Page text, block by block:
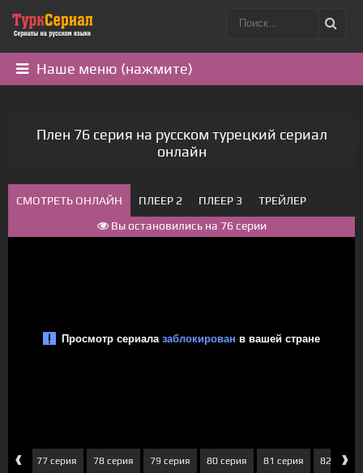
Наше меню (нажмите)
Плен 76 серия на русском турецкий сериал
онлайн
СМОТРЕТЬ ОНЛАЙН ПЛЕЕР 2 ПЛЕЕР 3
ТРЕЙЛЕР
Вы остановились на 76 серии
‹ 77 серия 78 серия 79 серия 80 серия 81 серия 82 серия
›